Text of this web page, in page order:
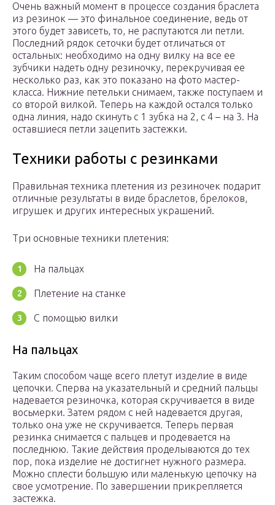
Очень важный момент в процессе создания браслета
из резинок — это финальное соединение, ведь от
этого будет зависеть, то, не распутаются ли петли.
Последний рядок сеточки будет отличаться от
остальных: необходимо на одну вилку на все ее
зубчики надеть одну резиночку, перекручивая ее
несколько раз, как это показано на фото мастер-
класса. Нижние петельки снимаем, также поступаем и
со второй вилкой. Теперь на каждой остался только
одна линия, надо скинуть с 1 зубка на 2, с 4 – на 3. На
оставшиеся петли зацепить застежки.
Техники работы с резинками
Правильная техника плетения из резиночек подарит
отличные результаты в виде браслетов, брелоков,
игрушек и других интересных украшений.
Три основные техники плетения:
На пальцах
Плетение на станке
С помощью вилки
На пальцах
Таким способом чаще всего плетут изделие в виде
цепочки. Сперва на указательный и средний пальцы
надевается резиночка, которая скручивается в виде
восьмерки. Затем рядом с ней надевается другая,
только она уже не скручивается. Теперь первая
резинка снимается с пальцев и продевается на
последнюю. Такие действия проделываются до тех
пор, пока изделие не достигнет нужного размера.
Можно сплести большую или маленькую цепочку на
свое усмотрение. По завершении прикрепляется
застежка.